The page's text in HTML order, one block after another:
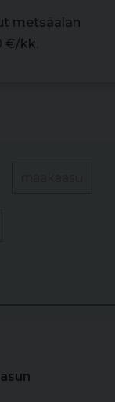
metsäalan
€/kk.